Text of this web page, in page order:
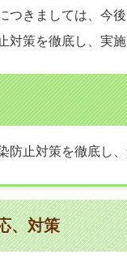
きましては、今
策を徹底し、実施
防止対策を徹底し
、対策